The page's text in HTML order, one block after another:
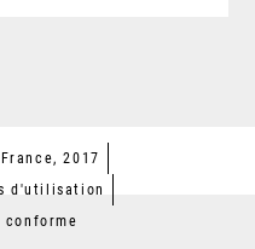
2017
d'utilisation